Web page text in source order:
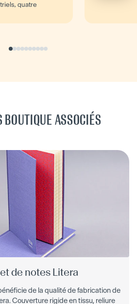
quatre
BOUTIQUE ASSOCIÉS
de notes Litera
de la qualité de fabrication de
Couverture rigide en tissu, reliure